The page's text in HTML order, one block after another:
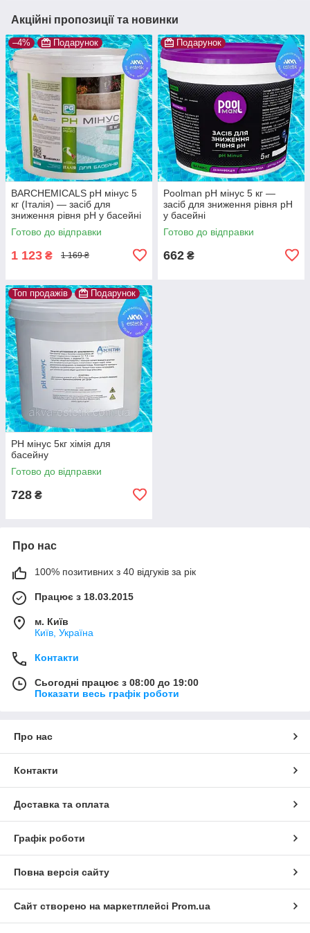
Акційні пропозиції та новинки
–4% Подарунок
BARCHEMICALS pH мінус 5
кг (Італія) — засіб для
зниження рівня pH у басейні
Готово до відправки
1 123 ₴ 1 169 ₴
Подарунок
Poolman pH мінус 5 кг —
засіб для зниження рівня pH
у басейні
Готово до відправки
662 ₴
Топ продажів Подарунок
PH мінус 5кг хімія для
басейну
Готово до відправки
728 ₴
Про нас
100% позитивних з 40 відгуків за рік
Працює з 18.03.2015
м. Київ
Київ, Україна
Контакти
Сьогодні працює з 08:00 до 19:00
Показати весь графік роботи
Про нас
Контакти
Доставка та оплата
Графік роботи
Повна версія сайту
Сайт створено на маркетплейсі Prom.ua